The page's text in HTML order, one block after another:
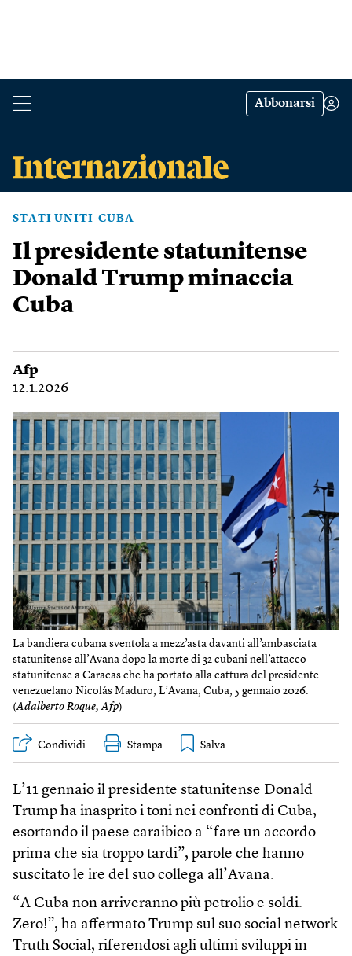
Abbonarsi
STATI UNITI-CUBA
Il presidente statunitense
Donald Trump minaccia
Cuba
Afp
12.1.2026
La bandiera cubana sventola a mezz’asta davanti all’ambasciata
statunitense all’Avana dopo la morte di 32 cubani nell’attacco
statunitense a Caracas che ha portato alla cattura del presidente
venezuelano Nicolás Maduro, L’Avana, Cuba, 5 gennaio 2026.
(Adalberto Roque, Afp)
Condividi Stampa
L’11 gennaio il presidente statunitense Donald
Trump ha inasprito i toni nei confronti di Cuba,
esortando il paese caraibico a “fare un accordo
prima che sia troppo tardi”, parole che hanno
suscitato le ire del suo collega all’Avana.
“A Cuba non arriveranno più petrolio e soldi.
Zero!”, ha affermato Trump sul suo social network
Truth Social, riferendosi agli ultimi sviluppi in